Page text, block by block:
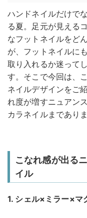
ハンドネイルだけで
る夏。足元が見える
なフットネイルをど
が、フットネイルに
取り入れるか迷って
す。そこで今回は、
ネイルデザインをご
れ度が増すニュアン
カラネイルまであり
こなれ感が出る
イル
1. シェル×ミラー×マ